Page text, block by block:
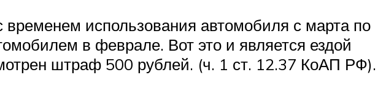
использования автомобиля с марта по
в феврале. Вот это и является ездой
штраф 500 рублей. (ч. 1 ст. 12.37 КоАП РФ).